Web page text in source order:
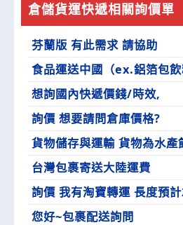
倉儲貨運快遞相關詢價單
芬蘭版 有此需求 請協助
食品運送中國（ex.鋁箔包飲
想詢國內快遞價錢/時效,
詢價 想要請問倉庫價格?
貨物儲存與運輸 貨物為水產
台灣包裹寄送大陸運費
詢價 我有淘寶轉運 長度預
您好~包裹配送詢問